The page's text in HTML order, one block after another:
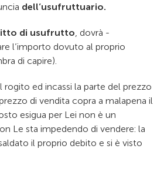
dell’usufruttuario.
di usufrutto, dovrà -
l’importo dovuto al proprio
di capire).
rogito ed incassi la parte del prezzo
di vendita copra a malapena il
esigua per Lei non è un
Le sta impedendo di vendere: la
il proprio debito e si è visto